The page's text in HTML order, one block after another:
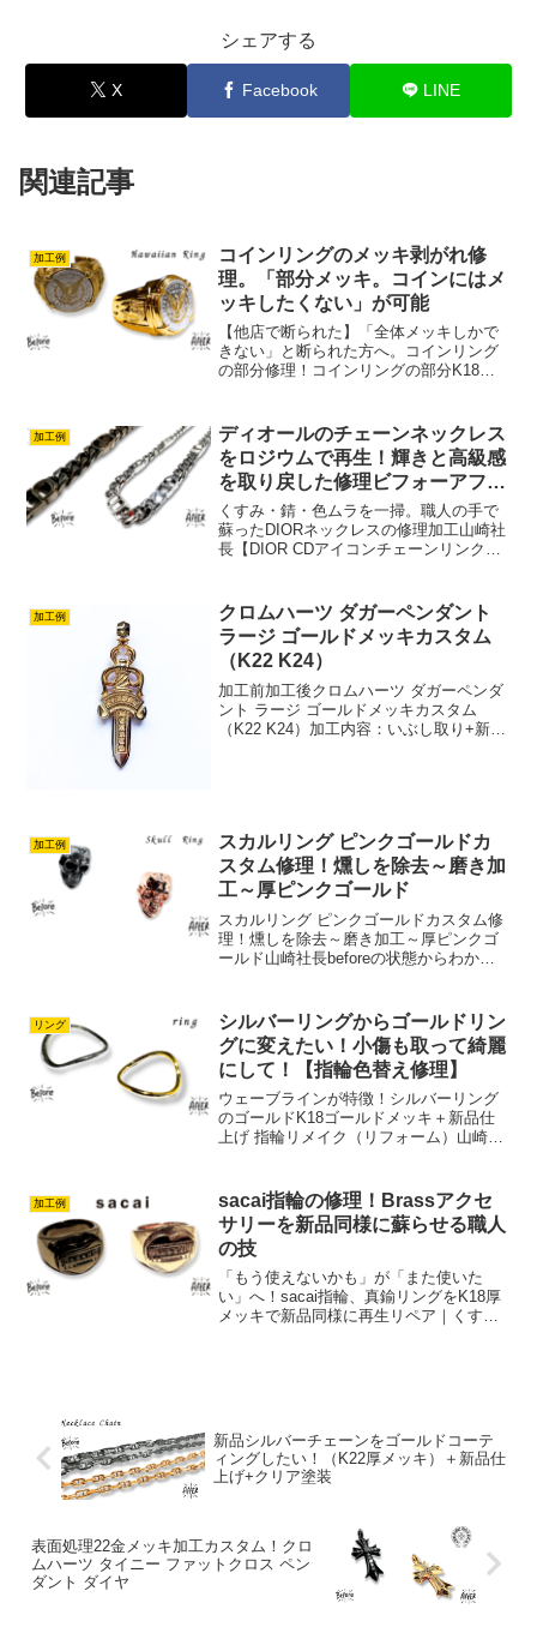
シェアする
X Facebook LINE
関連記事
加工例
コインリングのメッキ剥がれ修
理。「部分メッキ。コインにはメ
ッキしたくない」が可能
【他店で断られた】「全体メッキしかで
きない」と断られた方へ。コインリング
の部分修理！コインリングの部分K18再
グ。リング本体のメッキが剥げてしまっ
たので、コインには何も...
加工例
ディオールのチェーンネックレス
をロジウムで再生！輝きと高級感
を取り戻した修理ビフォーアフタ
ー
くすみ・錆・色ムラを一掃。職人の手で
蘇ったDIORネックレスの修理加工山崎社
長【DIOR CDアイコンチェーンリンクネ
状態お預かりしたネックレスは、チェー
ン全体に黒ず...
加工例
クロムハーツ ダガーペンダント
ラージ ゴールドメッキカスタム
（K22 K24）
加工前加工後クロムハーツ ダガーペンダ
ント ラージ ゴールドメッキカスタム
（K22 K24）加工内容：いぶし取り+新品
加工例
スカルリング ピンクゴールドカ
スタム修理！燻しを除去～磨き加
工～厚ピンクゴールド
スカルリング ピンクゴールドカスタム修
理！燻しを除去～磨き加工～厚ピンクゴ
ールド山崎社長beforeの状態からわかる
キ加工をする際には、必ず燻し加工を除
去してからの加工...
リング
シルバーリングからゴールドリン
グに変えたい！小傷も取って綺麗
にして！【指輪色替え修理】
ウェーブラインが特徴！シルバーリング
のゴールドK18ゴールドメッキ＋新品仕
上げ 指輪リメイク（リフォーム）山崎社
き、誠にありがとうございました。お預
かりしたリングは、柔...
加工例
sacai指輪の修理！Brassアクセ
サリーを新品同様に蘇らせる職人
の技
「もう使えないかも」が「また使いた
い」へ！sacai指輪、真鍮リングをK18厚
メッキで新品同様に再生リペア｜くす
新品シルバーチェーンをゴールドコーテ
ィングしたい！（K22厚メッキ）＋新品仕
上げ+クリア塗装
表面処理22金メッキ加工カスタム！クロ
ムハーツ タイニー ファットクロス ペン
ダント ダイヤ